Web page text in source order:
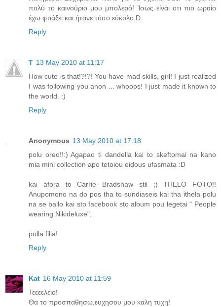
πολύ το καινούριο μου μπολερό! Ίσως είναι οτι πιο ωραίο
έχω φτιάξει και ήτανε τόσο εύκολο:D
Reply
T 13 May 2010 at 11:17
How cute is that!?!?! You have mad skills, girl! I just realized
I was following you anon ... whoops! I just made it known to
the world. :)
Reply
Anonymous 13 May 2010 at 17:18
polu oreo!!:) Agapao ti dandella kai to skeftomai na kano
mia mini collection apo tetoiou eidous ufasmata :D
kai afora to Carrie Bradshaw stil ;) THELO FOTO!!
Anupomono na do pos tha to sundiaseis kai tha ithela polu
na se ballo kai sto facebook sto album pou legetai " People
wearing Nikideluxe",
polla filia!
Reply
Kat 16 May 2010 at 11:59
Τεεεελειο!
Θα το προσπαθησω,ευχησου μου καλη τυχη!